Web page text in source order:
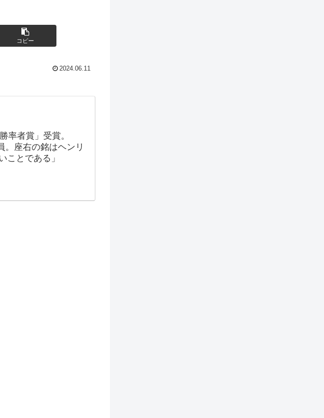
コピー
2024.06.11
率者賞」受賞。
。座右の銘はヘンリ
ことである」